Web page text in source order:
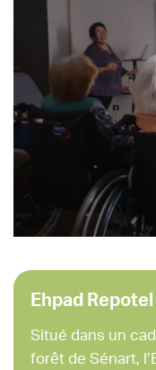
Ehpad
Situé dans un
forêt de Sénart,